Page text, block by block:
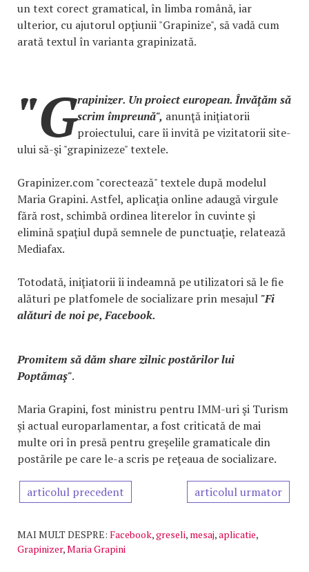
un text corect gramatical, în limba română, iar
ulterior, cu ajutorul opţiunii "Grapinize", să vadă cum
arată textul în varianta grapinizată.
"Grapinizer. Un proiect european. Învăţăm să
scrim împreună", anunţă iniţiatorii
proiectului, care îi invită pe vizitatorii site-
ului să-şi "grapinizeze" textele.
Grapinizer.com "corectează" textele după modelul
Maria Grapini. Astfel, aplicaţia online adaugă virgule
fără rost, schimbă ordinea literelor în cuvinte şi
elimină spaţiul după semnele de punctuaţie, relatează
Mediafax.
Totodată, iniţiatorii îi indeamnă pe utilizatori să le fie
alături pe platfomele de socializare prin mesajul "Fi
alături de noi pe, Facebook.
Promitem să dăm share zilnic postărilor lui
Poptămaş".
Maria Grapini, fost ministru pentru IMM-uri şi Turism
şi actual europarlamentar, a fost criticată de mai
multe ori în presă pentru greşelile gramaticale din
postările pe care le-a scris pe reţeaua de socializare.
articolul precedent articolul urmator
MAI MULT DESPRE: Facebook,greseli, mesaj,aplicatie,
Grapinizer,Maria Grapini